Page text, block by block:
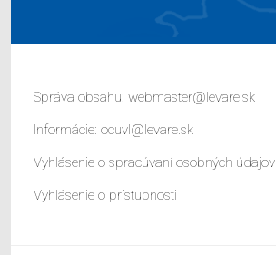
Správa obsahu: webmaster@levare.sk
Informácie: ocuvl@levare.sk
Vyhlásenie o spracúvaní osobných údajov
Vyhlásenie o prístupnosti